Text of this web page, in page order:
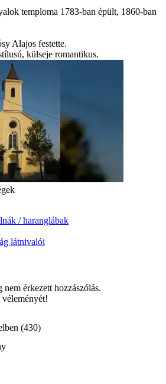
temploma 1783-ban épült, 1860-ban
Alajos festette.
külseje romantikus.
/ haranglábak
látnivalói
érkezett hozzászólás.
(430)